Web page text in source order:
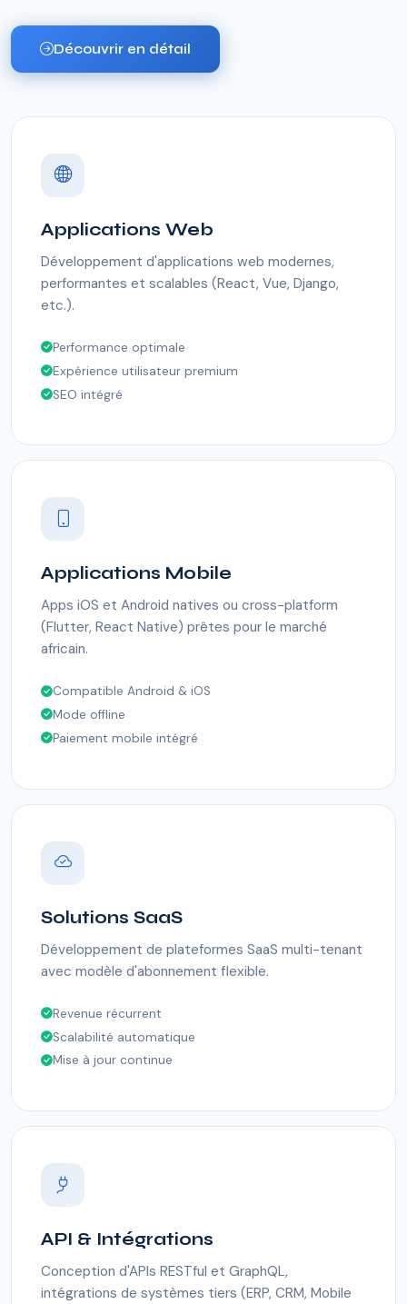
Découvrir en détail
Applications Web
Développement d'applications web modernes,
performantes et scalables (React, Vue, Django,
etc.).
Performance optimale
Expérience utilisateur premium
SEO intégré
Applications Mobile
Apps iOS et Android natives ou cross-platform
(Flutter, React Native) prêtes pour le marché
africain.
Compatible Android & iOS
Mode offline
Paiement mobile intégré
Solutions SaaS
Développement de plateformes SaaS multi-tenant
avec modèle d'abonnement flexible.
Revenue récurrent
Scalabilité automatique
Mise à jour continue
API & Intégrations
Conception d'APIs RESTful et GraphQL,
intégrations de systèmes tiers (ERP, CRM, Mobile